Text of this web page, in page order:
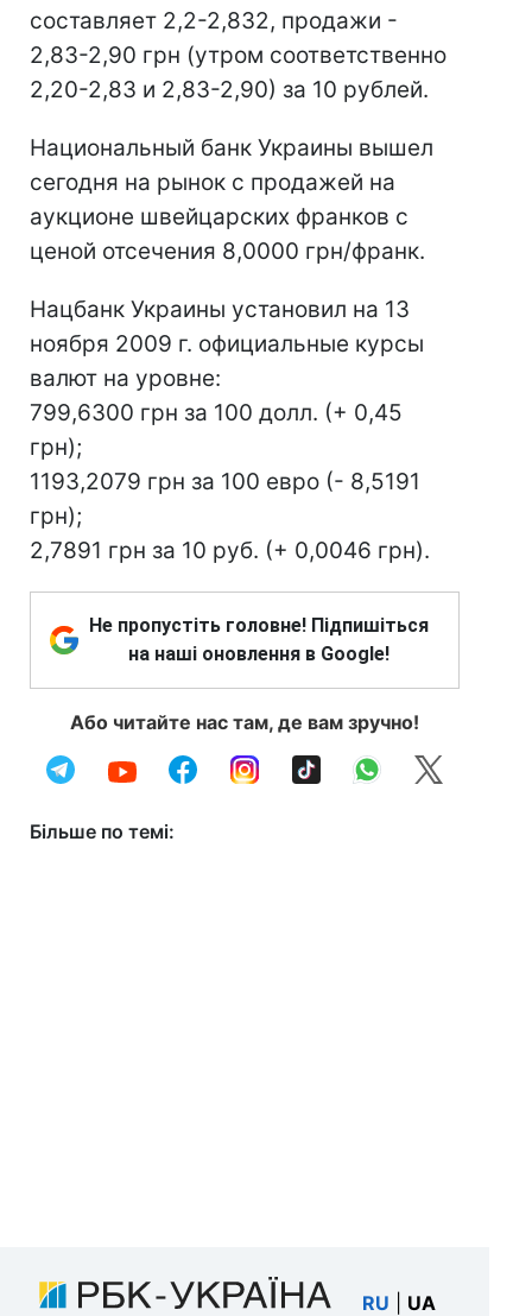
составляет 2,2-2,832, продажи -
2,83-2,90 грн (утром соответственно
2,20-2,83 и 2,83-2,90) за 10 рублей.
Национальный банк Украины вышел
сегодня на рынок с продажей на
аукционе швейцарских франков с
ценой отсечения 8,0000 грн/франк.
Нацбанк Украины установил на 13
ноября 2009 г. официальные курсы
валют на уровне:
799,6300 грн за 100 долл. (+ 0,45
грн);
1193,2079 грн за 100 евро (- 8,5191
грн);
2,7891 грн за 10 руб. (+ 0,0046 грн).
Не пропустіть головне! Підпишіться
на наші оновлення в Google!
Або читайте нас там, де вам зручно!
Більше по темі:
RU UA